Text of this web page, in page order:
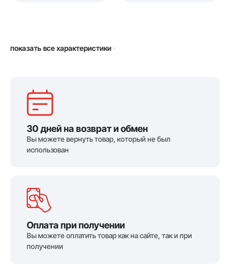
показать все характеристики
30 дней на возврат и обмен
Вы можете вернуть товар, который не был
использован
Оплата при получении
Вы можете оплатить товар как на сайте, так и при
получении